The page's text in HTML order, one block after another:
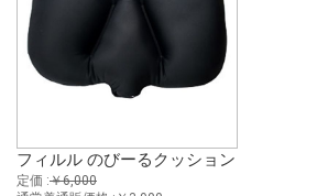
フィルル のびーるクッション
定価 :￥6,000